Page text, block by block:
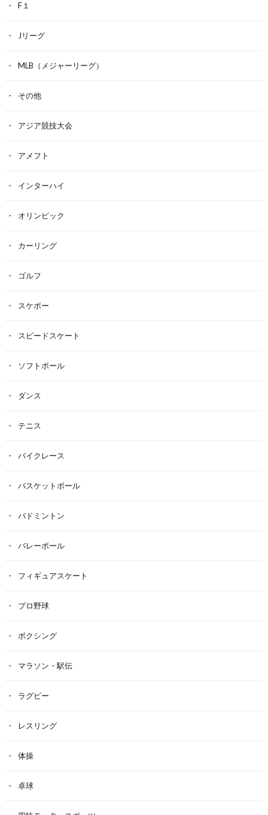
F１
Jリーグ
MLB（メジャーリーグ）
その他
アジア競技大会
アメフト
インターハイ
オリンピック
カーリング
ゴルフ
スケボー
スピードスケート
ソフトボール
ダンス
テニス
バイクレース
バスケットボール
バドミントン
バレーボール
フィギュアスケート
プロ野球
ボクシング
マラソン・駅伝
ラグビー
レスリング
体操
卓球